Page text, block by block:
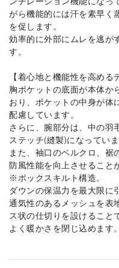
がら機能的には汗を素早く
を促します。
効率的に外部にムレを逃が
す。
【着心地と機能性を高める
胸ポケットの底面が本体か
おり、ポケットの中身が体
配慮しています。
さらに、腕部分は、中の羽
ステッチ(縫製)になっていま
また、袖口のベルクロ、裾
防風性能を向上させること
※ボックスキルト構造。
ダウンの保温力を最大限に
通気性のあるメッシュを表
ス状の仕切りを設けること
よく暖かさを閉じ込めます。